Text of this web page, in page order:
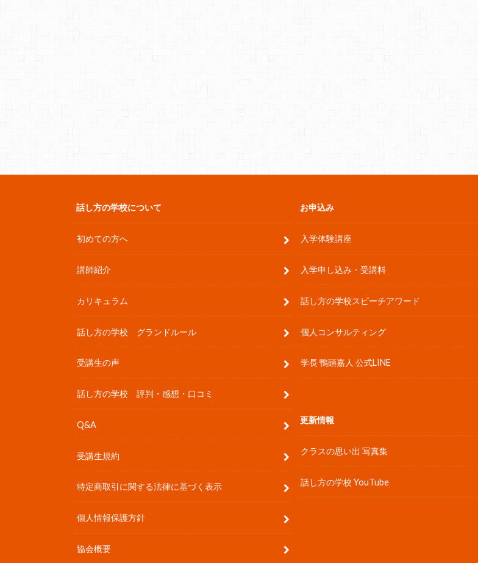
話し方の学校について
初めての方へ
講師紹介
カリキュラム
話し方の学校 グランドルール
受講生の声
話し方の学校 評判・感想・口コミ
Q&A
受講生規約
特定商取引に関する法律に基づく表示
個人情報保護方針
協会概要
お申込み
入学体験講座
入学申し込み・受講料
話し方の学校スピーチアワード
個人コンサルティング
学長 鴨頭嘉人 公式LINE
更新情報
クラスの思い出 写真集
話し方の学校 YouTube